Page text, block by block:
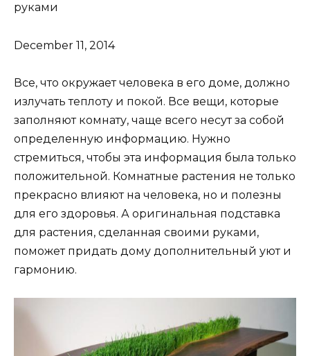
руками
December 11, 2014
Все, что окружает человека в его доме, должно
излучать теплоту и покой. Все вещи, которые
заполняют комнату, чаще всего несут за собой
определенную информацию. Нужно
стремиться, чтобы эта информация была только
положительной. Комнатные растения не только
прекрасно влияют на человека, но и полезны
для его здоровья. А оригинальная подставка
для растения, сделанная своими руками,
поможет придать дому дополнительный уют и
гармонию.